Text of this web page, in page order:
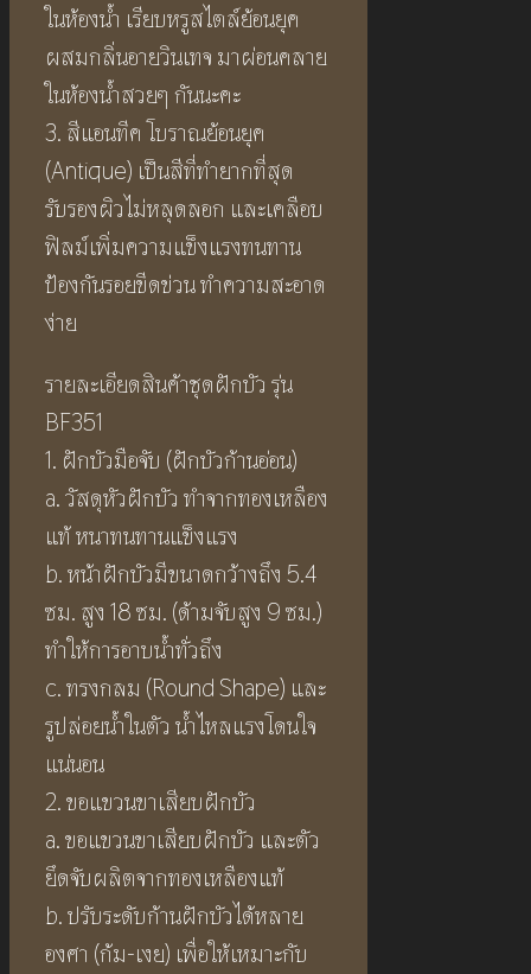
ในห้องน้ำ เรียบหรูสไตล์ย้อนยุค
ผสมกลิ่นอายวินเทจ มาผ่อนคลาย
ในห้องน้ำสวยๆ กันนะคะ
3. สีแอนทีค โบราณย้อนยุค
(Antique) เป็นสีที่ทำยากที่สุด
รับรองผิวไม่หลุดลอก และเคลือบ
ฟิลม์เพิ่มความแข็งแรงทนทาน
ป้องกันรอยขีดข่วน ทำความสะอาด
ง่าย
รายละเอียดสินค้าชุดฝักบัว รุ่น
BF351
1. ฝักบัวมือจับ (ฝักบัวก้านอ่อน)
a. วัสดุหัวฝักบัว ทำจากทองเหลือง
แท้ หนาทนทานแข็งแรง
b. หน้าฝักบัวมีขนาดกว้างถึง 5.4
ซม. สูง 18 ซม. (ด้ามจับสูง 9 ซม.)
ทำให้การอาบน้ำทั่วถึง
c. ทรงกลม (Round Shape) และ
รูปล่อยน้ำในตัว น้ำไหลแรงโดนใจ
แน่นอน
2. ขอแขวนขาเสียบฝักบัว
a. ขอแขวนขาเสียบฝักบัว และตัว
ยึดจับผลิตจากทองเหลืองแท้
b. ปรับระดับก้านฝักบัวได้หลาย
องศา (ก้ม-เงย) เพื่อให้เหมาะกับ